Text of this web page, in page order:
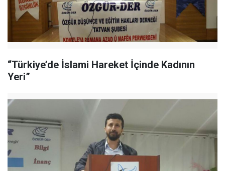
“Türkiye’de İslami Hareket İçinde Kadının
Yeri”